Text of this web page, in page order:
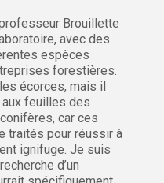
Brouillette
avec des
espèces
forestières.
écorces, mais il
feuilles des
car ces
traités pour réussir à
ignifuge. Je suis
d’un